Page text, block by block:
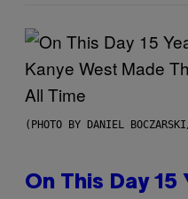
(PHOTO BY DANIEL
On This Day